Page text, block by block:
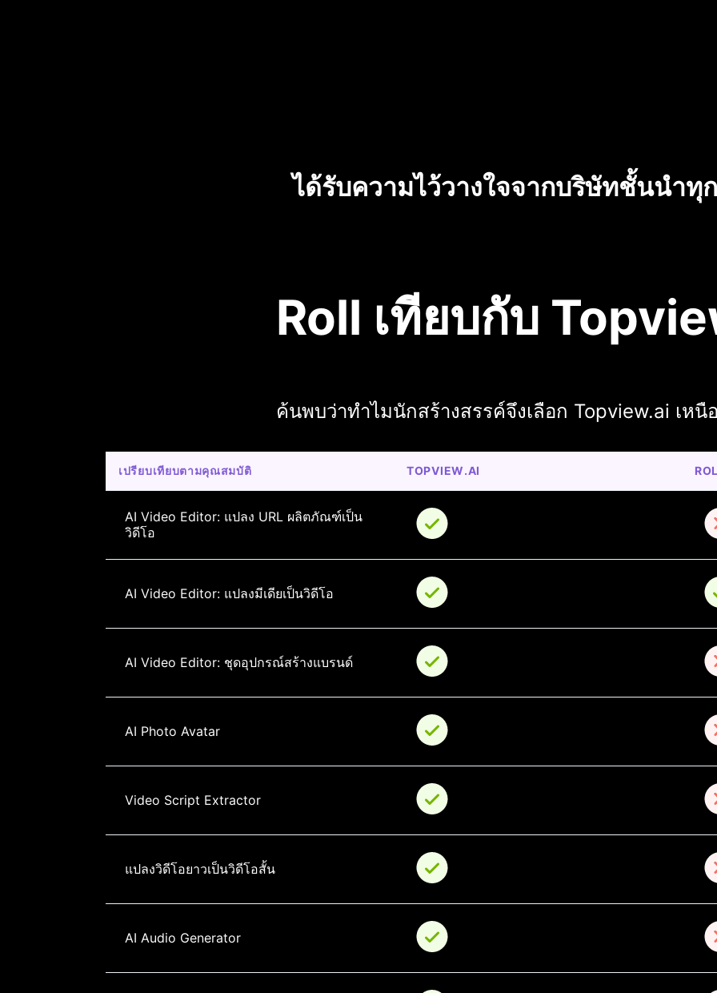
ได้รับความไว้วางใจจากบริษัทชั้นนำทุ
Roll เทียบกับ
ค้นพบว่าทำไมนักสร้างสรรค์จึงเลือก Topview.ai เหนื
เปรียบเทียบตามคุณสมบัติ TOPVIEW.AI
AI Video Editor: แปลง URL ผลิตภัณฑ์เป็น
วิดีโอ
AI Video Editor: แปลงมีเดียเป็นวิดีโอ
AI Video Editor: ชุดอุปกรณ์สร้างแบรนด์
AI Photo Avatar
Video Script Extractor
แปลงวิดีโอยาวเป็นวิดีโอสั้น
AI Audio Generator